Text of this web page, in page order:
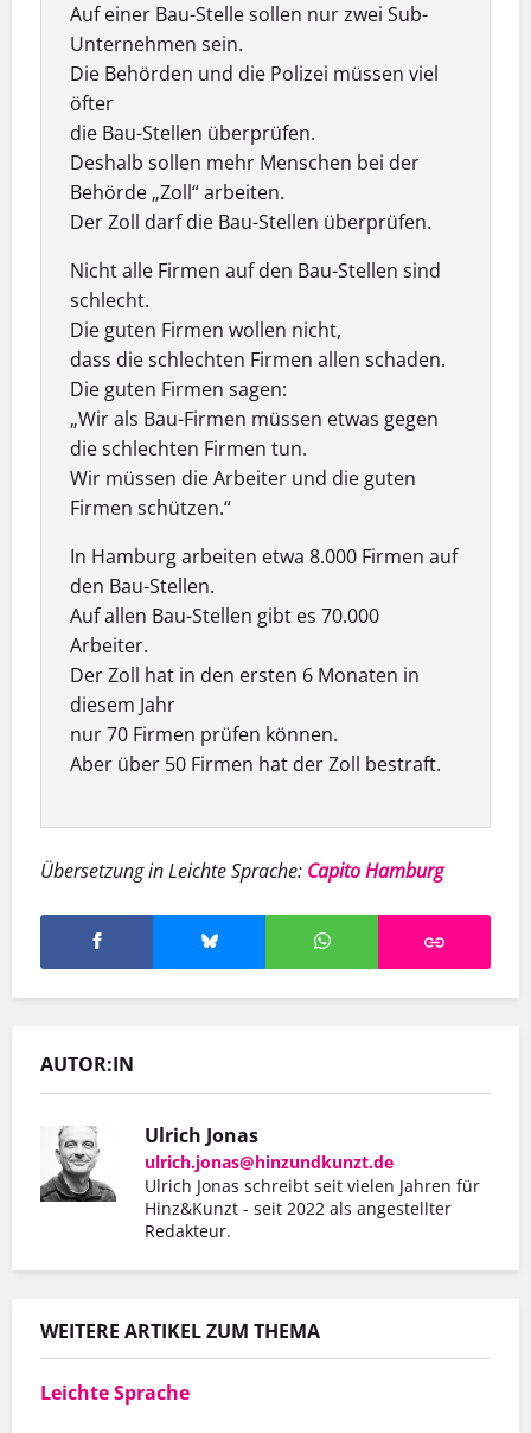
Auf einer Bau-Stelle sollen nur zwei Sub-
Unternehmen sein.
Die Behörden und die Polizei müssen viel
öfter
die Bau-Stellen überprüfen.
Deshalb sollen mehr Menschen bei der
Behörde „Zoll“ arbeiten.
Der Zoll darf die Bau-Stellen überprüfen.
Nicht alle Firmen auf den Bau-Stellen sind
schlecht.
Die guten Firmen wollen nicht,
dass die schlechten Firmen allen schaden.
Die guten Firmen sagen:
„Wir als Bau-Firmen müssen etwas gegen
die schlechten Firmen tun.
Wir müssen die Arbeiter und die guten
Firmen schützen.“
In Hamburg arbeiten etwa 8.000 Firmen auf
den Bau-Stellen.
Auf allen Bau-Stellen gibt es 70.000
Arbeiter.
Der Zoll hat in den ersten 6 Monaten in
diesem Jahr
nur 70 Firmen prüfen können.
Aber über 50 Firmen hat der Zoll bestraft.
Übersetzung in Leichte Sprache: Capito Hamburg
AUTOR:IN
Ulrich Jonas
ulrich.jonas@hinzundkunzt.de
Ulrich Jonas schreibt seit vielen Jahren für
Hinz&Kunzt - seit 2022 als angestellter
Redakteur.
WEITERE ARTIKEL ZUM THEMA
Leichte Sprache